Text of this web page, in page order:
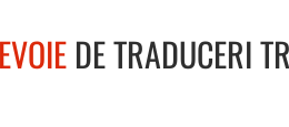
DE TRADUCERI